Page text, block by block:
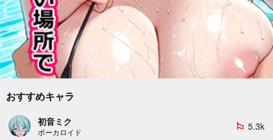
おすすめキャラ
初音ミク
ボーカロイド
emoji_flags 5.3k